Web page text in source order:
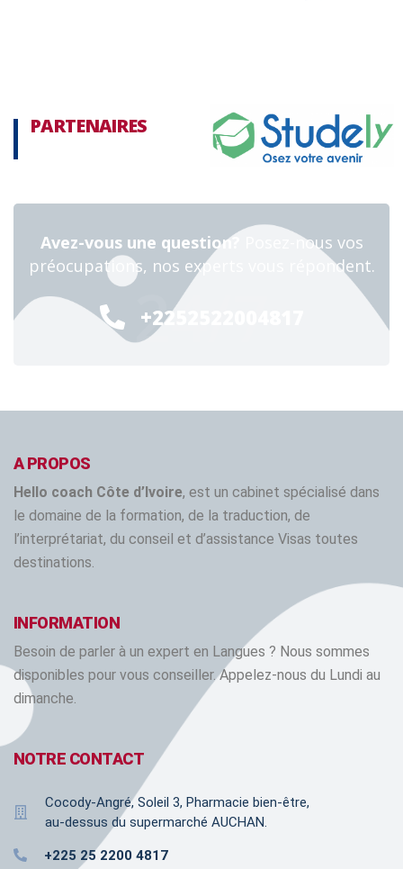
PARTENAIRES
Avez-vous une question?
Posez-nous vos
préocupations, nos experts vous répondent.
+2252522004817
24/7
A PROPOS
Hello coach Côte d’Ivoire, est un cabinet spécialisé dans
le domaine de la formation, de la traduction, de
l’interprétariat, du conseil et d’assistance Visas toutes
destinations.
INFORMATION
Besoin de parler à un expert en Langues ? Nous sommes
disponibles pour vous conseiller. Appelez-nous du Lundi au
dimanche.
NOTRE CONTACT
Cocody-Angré, Soleil 3, Pharmacie bien-être,
au-dessus du supermarché AUCHAN.
+225 25 2200 4817